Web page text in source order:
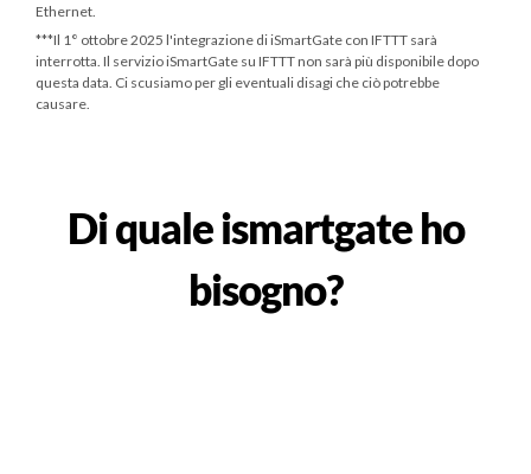
Ethernet.
***Il 1° ottobre 2025 l'integrazione di iSmartGate con IFTTT sarà
interrotta. Il servizio iSmartGate su IFTTT non sarà più disponibile dopo
questa data. Ci scusiamo per gli eventuali disagi che ciò potrebbe
causare.
Di quale ismartgate ho
bisogno?